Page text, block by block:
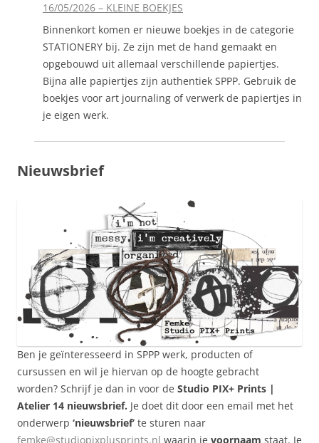
16/05/2026 – KLEINE BOEKJES
Binnenkort komen er nieuwe boekjes in de categorie
STATIONERY bij. Ze zijn met de hand gemaakt en
opgebouwd uit allemaal verschillende papiertjes.
Bijna alle papiertjes zijn authentiek SPPP. Gebruik de
boekjes voor art journaling of verwerk de papiertjes in
je eigen werk.
Nieuwsbrief
Ben je geïnteresseerd in SPPP werk, producten of
cursussen en wil je hiervan op de hoogte gebracht
worden? Schrijf je dan in voor de Studio PIX+ Prints |
Atelier 14 nieuwsbrief. Je doet dit door een email met het
onderwerp ‘nieuwsbrief’ te sturen naar
femke@studiopixplusprints.nl waarin je voornaam staat. Je